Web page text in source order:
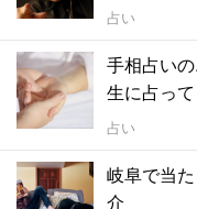
占い
手相占い
生に占っ
占い
岐阜で当
介